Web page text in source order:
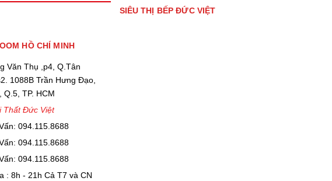
HỒ CHÍ MINH
Văn Thụ ,p4, Q.Tân
1088B Trần Hưng Đạo,
Q.5, TP. HCM
Thất Đức Việt
094.115.8688
094.115.8688
094.115.8688
: 8h - 21h Cả T7 và CN
SIÊU THỊ BẾP ĐỨC VIỆT